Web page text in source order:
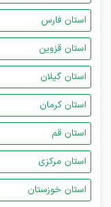
استان فارس
استان قزوین
استان گیلان
استان کرمان
استان قم
استان مرکزی
استان خوزستان